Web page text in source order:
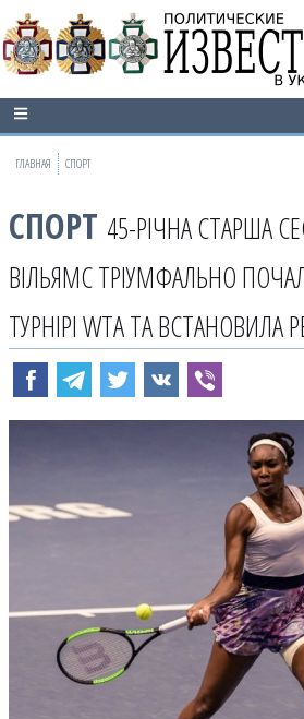
ГЛАВНАЯ СПОРТ
СПОРТ 45-РІЧНА СТАРША
ВІЛЬЯМС ТРІУМФАЛЬНО
ТУРНІРІ WTA ТА ВСТАНОВИЛА